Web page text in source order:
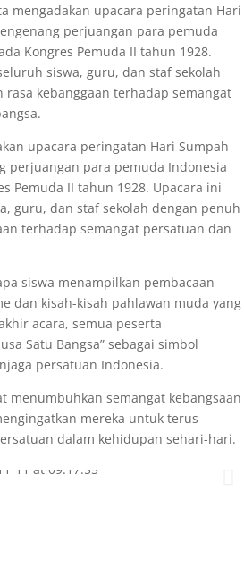
mengadakan upacara peringatan Hari
perjuangan para pemuda
Kongres Pemuda II tahun 1928.
siswa, guru, dan staf sekolah
kebanggaan terhadap semangat
upacara peringatan Hari Sumpah
perjuangan para pemuda Indonesia
Pemuda II tahun 1928. Upacara ini
guru, dan staf sekolah dengan penuh
terhadap semangat persatuan dan
siswa menampilkan pembacaan
dan kisah-kisah pahlawan muda yang
acara, semua peserta
Satu Bangsa” sebagai simbol
persatuan Indonesia.
menumbuhkan semangat kebangsaan
mereka untuk terus
dalam kehidupan sehari-hari.